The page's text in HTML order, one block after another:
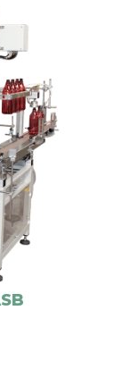
disponen
modelo de
70DPW, 150
envases,
para su
con un